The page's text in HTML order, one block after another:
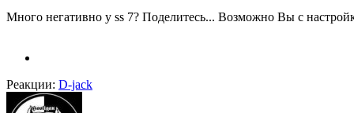
Много негативно у ss 7? Поделитесь... Возможно Вы с
Реакции: D-jack